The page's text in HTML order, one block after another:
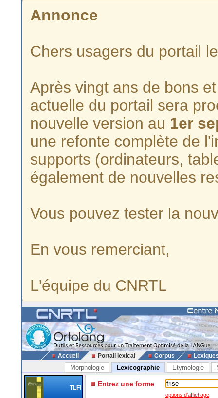
Annonce
Chers usagers du portail
Après vingt ans de bons
actuelle du portail sera
nouvelle version au 1er
une refonte complète de
supports (ordinateurs,
également de nouvelles
Vous pouvez tester la
En vous remerciant,
L'équipe du CNRTL
Accueil Portail lexical Corpus
Morphologie Lexicographie Etymologie
TLFi Entrez une forme
options d'affichage